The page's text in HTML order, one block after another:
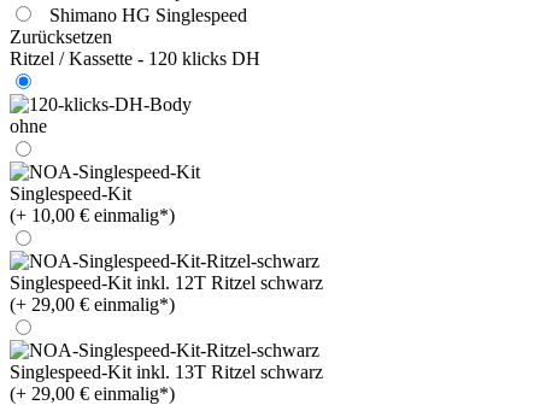
Shimano HG Singlespeed
Zurücksetzen
Ritzel / Kassette - 120 klicks DH
ohne
Singlespeed-Kit
(+ 10,00 € einmalig*)
Singlespeed-Kit inkl. 12T Ritzel schwarz
(+ 29,00 € einmalig*)
Singlespeed-Kit inkl. 13T Ritzel schwarz
(+ 29,00 € einmalig*)